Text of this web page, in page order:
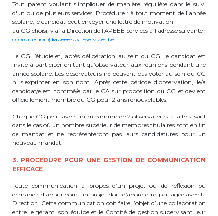
Tout parent voulant s'impliquer de manière régulière dans le suivi
d'un ou de plusieurs services. Procédure : à tout moment de l’année
scolaire, le candidat peut envoyer une lettre de motivation
au CG choisi, via la Direction de l'APEEE Services à l'adresse suivante :
coordination@apeee-bxl1-services.be.
Le CG l’étudie et, après délibération au sein du CG, le candidat est
invité à participer en tant qu’observateur aux réunions pendant une
année scolaire. Les observateurs ne peuvent pas voter au sein du CG
ni s'exprimer en son nom. Après cette période d’observation, le/a
candidat/e est nommé/e par le CA sur proposition du CG et devient
officiellement membre du CG pour 2 ans renouvelables.
Chaque CG peut avoir un maximum de 2 observateurs à la fois, sauf
dans le cas où un nombre supérieur de membres titulaires sont en fin
de mandat et ne représenteront pas leurs candidatures pour un
nouveau mandat.
3. PROCEDURE POUR UNE GESTION DE COMMUNICATION
EFFICACE
Toute communication à propos d’un projet ou de réflexion ou
demande d’appui pour un projet doit d’abord être partagée avec la
Direction. Cette communication doit faire l’objet d’une collaboration
entre le gérant, son équipe et le Comité de gestion supervisant leur